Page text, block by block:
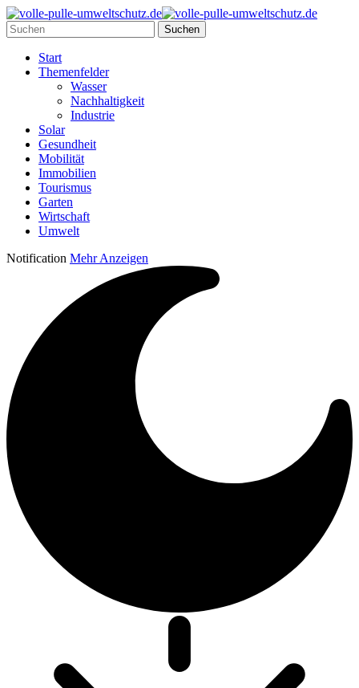
Start
Themenfelder
Wasser
Nachhaltigkeit
Industrie
Solar
Gesundheit
Mobilität
Immobilien
Tourismus
Garten
Wirtschaft
Umwelt
Notification Mehr Anzeigen